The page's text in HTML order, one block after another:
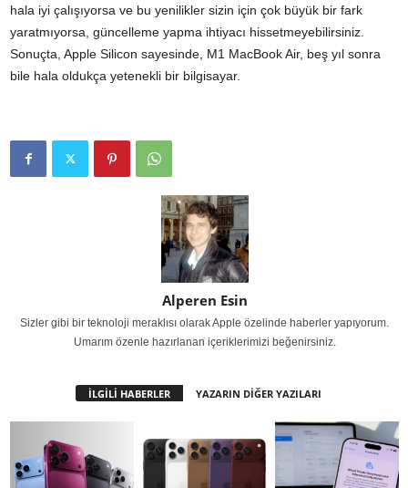
hala iyi çalışıyorsa ve bu yenilikler sizin için çok büyük bir fark
yaratmıyorsa, güncelleme yapma ihtiyacı hissetmeyebilirsiniz.
Sonuçta, Apple Silicon sayesinde, M1 MacBook Air, beş yıl sonra
bile hala oldukça yetenekli bir bilgisayar.
Alperen Esin
Sizler gibi bir teknoloji meraklısı olarak Apple özelinde haberler yapıyorum.
Umarım özenle hazırlanan içeriklerimizi beğenirsiniz.
İLGİLİ HABERLER YAZARIN DİĞER YAZILARI